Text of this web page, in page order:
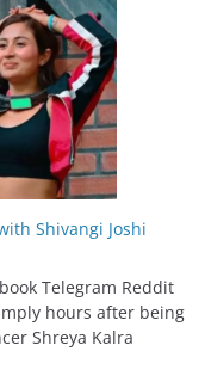
Shivangi Joshi
Telegram Reddit
hours after being
Shreya Kalra